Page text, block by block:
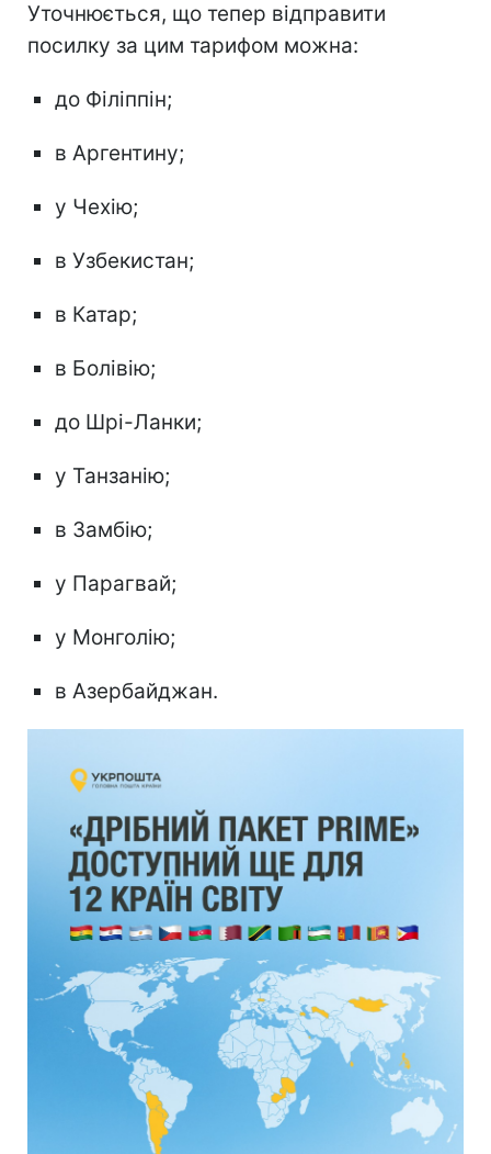
Уточнюється, що тепер відправити
посилку за цим тарифом можна:
до Філіппін;
в Аргентину;
у Чехію;
в Узбекистан;
в Катар;
в Болівію;
до Шрі-Ланки;
у Танзанію;
в Замбію;
у Парагвай;
у Монголію;
в Азербайджан.